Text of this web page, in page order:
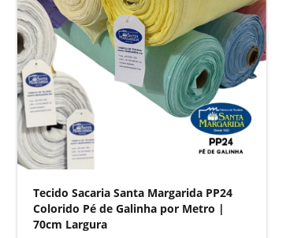
Tecido Sacaria Santa Margarida PP24
Colorido Pé de Galinha por Metro |
70cm Largura